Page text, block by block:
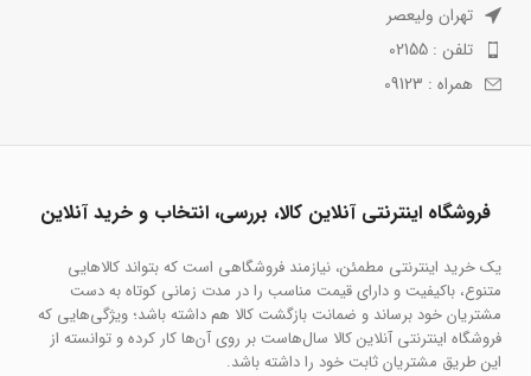
تهران ولیعصر
تلفن : 02155
همراه : 09123
فروشگاه اینترنتی آنلاین کالا، بررسی، انتخاب و خرید آنلاین
یک خرید اینترنتی مطمئن، نیازمند فروشگاهی است که بتواند کالاهایی
متنوع، باکیفیت و دارای قیمت مناسب را در مدت زمانی کوتاه به دست
مشتریان خود برساند و ضمانت بازگشت کالا هم داشته باشد؛ ویژگی‌هایی که
فروشگاه اینترنتی آنلاین کالا سال‌هاست بر روی آن‌ها کار کرده و توانسته از
این طریق مشتریان ثابت خود را داشته باشد.